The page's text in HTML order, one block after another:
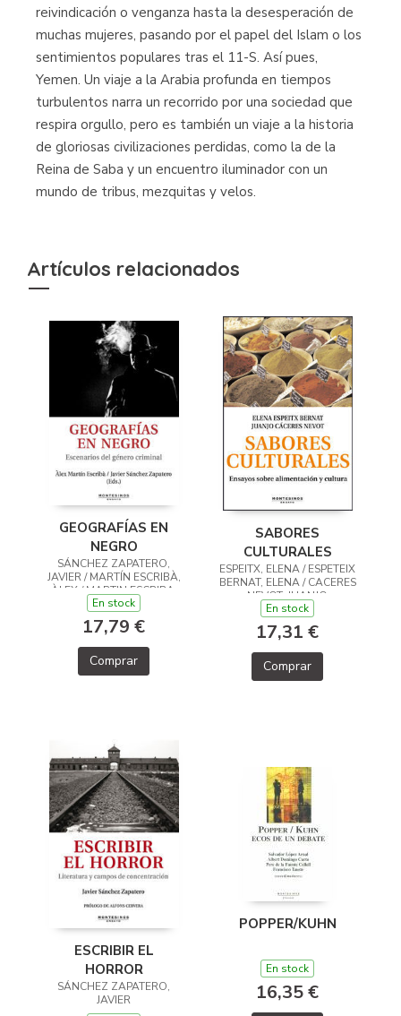
reivindicación o venganza hasta la desesperación de
muchas mujeres, pasando por el papel del Islam o los
sentimientos populares tras el 11-S. Así pues,
Yemen. Un viaje a la Arabia profunda en tiempos
turbulentos narra un recorrido por una sociedad que
respira orgullo, pero es también un viaje a la historia
de gloriosas civilizaciones perdidas, como la de la
Reina de Saba y un encuentro iluminador con un
mundo de tribus, mezquitas y velos.
Artículos relacionados
GEOGRAFÍAS EN
NEGRO
SÁNCHEZ ZAPATERO,
JAVIER / MARTÍN ESCRIBÀ,
ÀLEX / MARTIN ESCRIBA,
ALEX (ED.)
En stock
17,79 €
Comprar
SABORES
CULTURALES
ESPEITX, ELENA / ESPETEIX
BERNAT, ELENA / CACERES
NEVOT, JUANJO
En stock
17,31 €
Comprar
ESCRIBIR EL
HORROR
SÁNCHEZ ZAPATERO,
JAVIER
POPPER/KUHN
En stock
16,35 €